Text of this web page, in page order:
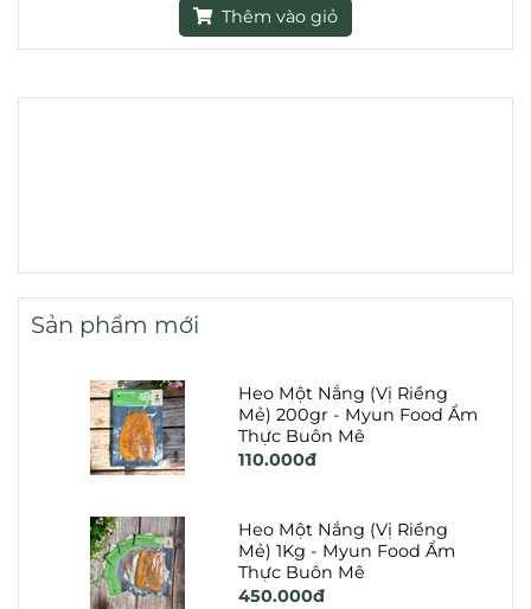
Thêm vào giỏ
Sản phẩm mới
Heo Một Nắng (Vị Riềng
Mẻ) 200gr - Myun Food Ẩm
Thực Buôn Mê
110.000đ
Heo Một Nắng (Vị Riềng
Mẻ) 1Kg - Myun Food Ẩm
Thực Buôn Mê
450.000đ